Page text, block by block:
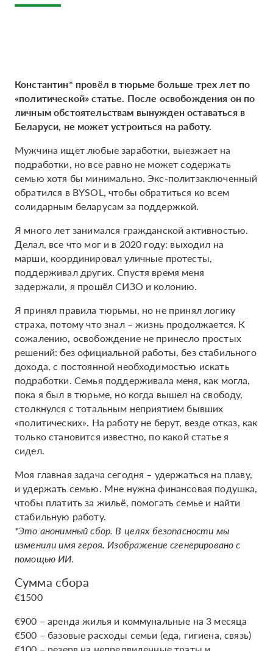
Константин* провёл в тюрьме больше трех лет по
«политической» статье. После освобождения он по
личным обстоятельствам вынужден оставаться в
Беларуси, не может устроиться на работу.
Мужчина ищет любые заработки, выезжает на
подработки, но все равно не может содержать
семью хотя бы минимально. Экс-политзаключенный
обратился в BYSOL, чтобы обратиться ко всем
солидарным беларусам за поддержкой.
Я много лет занимался гражданской активностью.
Делал, все что мог и в 2020 году: выходил на
марши, координировал уличные протесты,
поддерживал других. Спустя время меня
задержали, я прошёл СИЗО и колонию.
Я принял правила тюрьмы, но не принял логику
страха, потому что знал – жизнь продолжается. К
сожалению, освобождение не принесло простых
решений: без официальной работы, без стабильного
дохода, с постоянной необходимостью искать
подработки. Семья поддерживала меня, как могла,
пока я был в тюрьме, но когда вышел на свободу,
столкнулся с тотальным неприятием бывших
«политических». На работу не берут, везде отказ, как
только становится известно, по какой статье я
сидел.
Моя главная задача сегодня – удержаться на плаву,
и удержать семью. Мне нужна финансовая подушка,
чтобы платить за жильё, помогать семье и найти
стабильную работу.
*Это анонимный сбор. В целях безопасности мы
изменили имя героя. Изображение сгенерировано с
помощью ИИ.
Сумма сбора
€1500
€900 – аренда жилья и коммунальные на 3 месяца
€500 – базовые расходы семьи (еда, гигиена, связь)